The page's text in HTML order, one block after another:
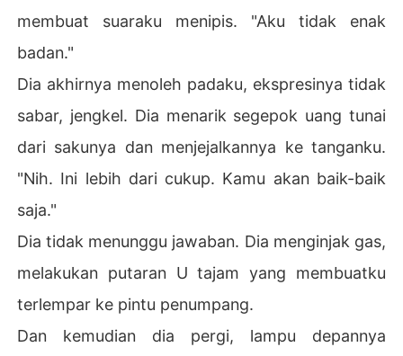
membuat suaraku menipis. "Aku tidak enak
badan."
Dia akhirnya menoleh padaku, ekspresinya tidak
sabar, jengkel. Dia menarik segepok uang tunai
dari sakunya dan menjejalkannya ke tanganku.
"Nih. Ini lebih dari cukup. Kamu akan baik-baik
saja."
Dia tidak menunggu jawaban. Dia menginjak gas,
melakukan putaran U tajam yang membuatku
terlempar ke pintu penumpang.
Dan kemudian dia pergi, lampu depannya